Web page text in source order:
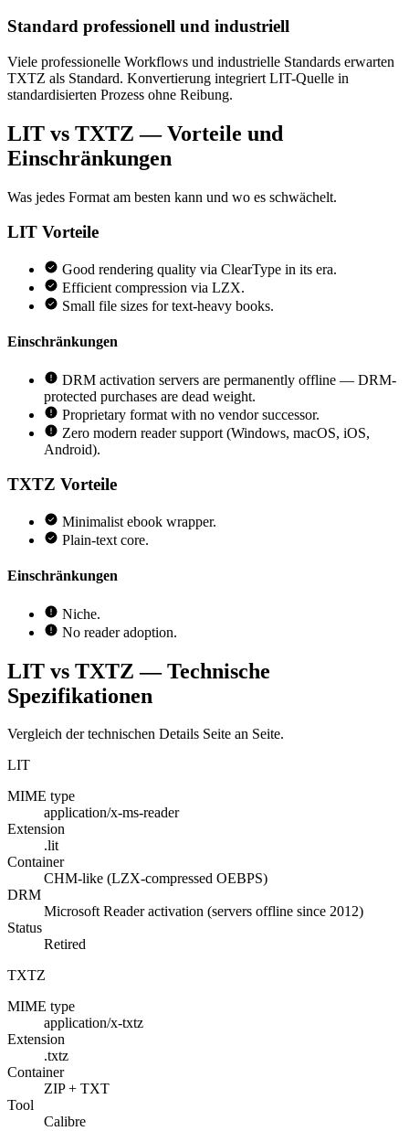
Standard professionell und industriell
Viele professionelle Workflows und industrielle Standards erwarten
TXTZ als Standard. Konvertierung integriert LIT-Quelle in
standardisierten Prozess ohne Reibung.
LIT vs TXTZ — Vorteile und
Einschränkungen
Was jedes Format am besten kann und wo es schwächelt.
LIT Vorteile
Good rendering quality via ClearType in its era.
Efficient compression via LZX.
Small file sizes for text-heavy books.
Einschränkungen
DRM activation servers are permanently offline — DRM-
protected purchases are dead weight.
Proprietary format with no vendor successor.
Zero modern reader support (Windows, macOS, iOS,
Android).
TXTZ Vorteile
Minimalist ebook wrapper.
Plain-text core.
Einschränkungen
Niche.
No reader adoption.
LIT vs TXTZ — Technische
Spezifikationen
Vergleich der technischen Details Seite an Seite.
LIT
MIME type
application/x-ms-reader
Extension
.lit
Container
CHM-like (LZX-compressed OEBPS)
DRM
Microsoft Reader activation (servers offline since 2012)
Status
Retired
TXTZ
MIME type
application/x-txtz
Extension
.txtz
Container
ZIP + TXT
Tool
Calibre